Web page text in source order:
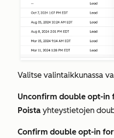
Valitse valintaikkunassa
Unconfirm double opt-in
Poista yhteystietojen
Confirm double opt-in